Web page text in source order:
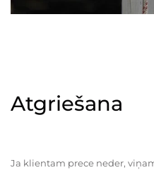
Atgriešana
Ja klientam prece neder,